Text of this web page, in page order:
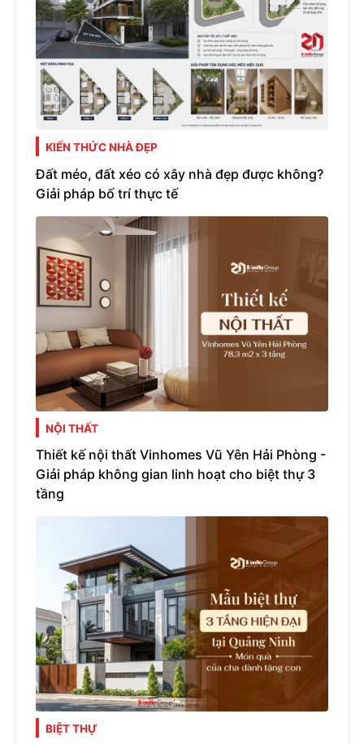
KIẾN THỨC NHÀ ĐẸP
Đất méo, đất xéo có xây nhà đẹp được không?
Giải pháp bố trí thực tế
NỘI THẤT
Thiết kế nội thất Vinhomes Vũ Yên Hải Phòng -
Giải pháp không gian linh hoạt cho biệt thự 3
tầng
BIỆT THỰ